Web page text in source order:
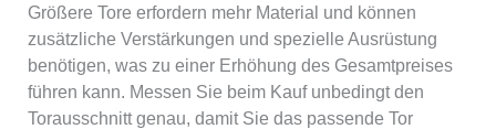
Größere Tore erfordern mehr Material und können
zusätzliche Verstärkungen und spezielle Ausrüstung
benötigen, was zu einer Erhöhung des Gesamtpreises
führen kann. Messen Sie beim Kauf unbedingt den
Torausschnitt genau, damit Sie das passende Tor